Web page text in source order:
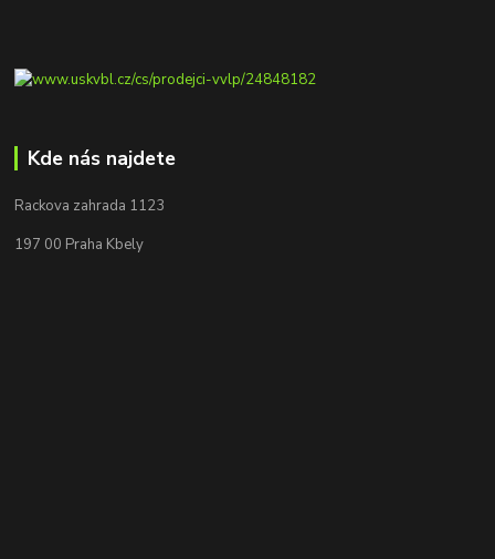
Kde nás najdete
Rackova zahrada 1123
197 00 Praha Kbely